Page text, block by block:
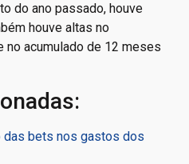
do ano passado, houve
houve altas no
no acumulado de 12 meses
das bets nos gastos dos